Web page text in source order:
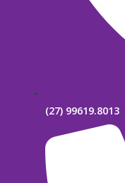
(27) 99619.8013